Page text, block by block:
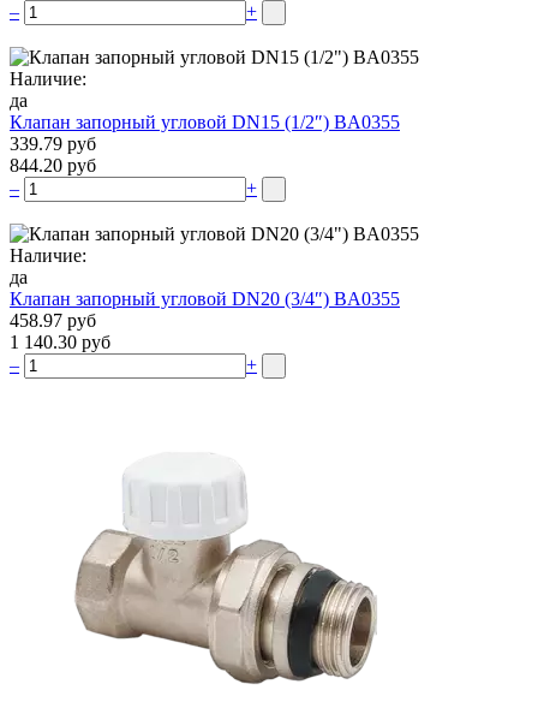
–
+
Наличие:
да
Клапан запорный угловой DN15 (1/2″) BA0355
339.79 руб
844.20 руб
–
+
Наличие:
да
Клапан запорный угловой DN20 (3/4″) BA0355
458.97 руб
1 140.30 руб
–
+